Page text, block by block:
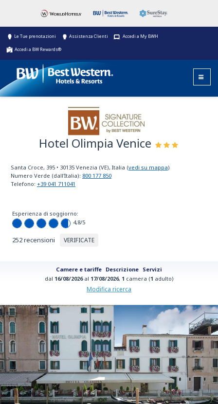
Le Tue prenotazioni Assistenza Clienti Accedi a My BWH
Accedi a BW Rewards®
BW Signature
Hotel Olimpia Venice
Santa Croce, 395 • 30135 Venezia (VE), Italia (vedi su mappa)
Numero Verde (dall'Italia): 800 177 850
Telefono: +39 041 711041
Esperienza di soggiorno:
4,8/5
252 recensioni VERIFICATE
Camere e tariffe Descrizione Servizi
dal 16/08/2026al 17/08/2026, 1 camera (1 adulto)
Modifica ricerca